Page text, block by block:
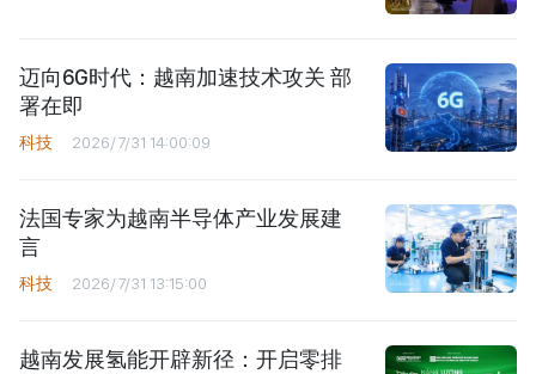
迈向6G时代：越南加速技术攻关 部
署在即
科技 2026/7/31 14:00:09
法国专家为越南半导体产业发展建
言
科技 2026/7/31 13:15:00
越南发展氢能开辟新径：开启零排